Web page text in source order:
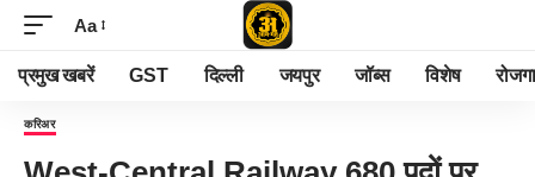
Aa
प्रमुख खबरें GST दिल्ली जयपुर जॉब्स विशेष
करिअर